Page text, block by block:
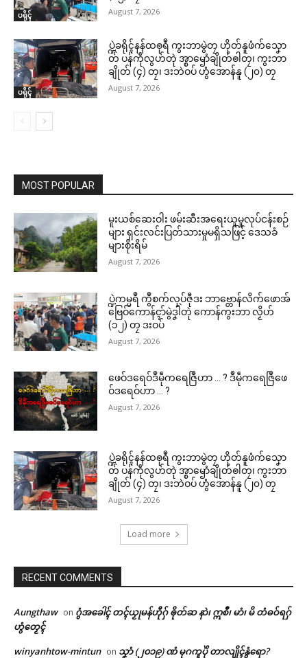
ပရိုၚ် August 7, 2026
ပရိုၚ်
ပ္ဍဲခရိုၚ်နန်ထၜုရဳ ကွးဘာမွဲတၠ ဟိုတ်နူဖံက်သၞော
တ် ပန်ကဵုလွဟ်တုဲ အ္စာၝောံချိုတ်ၜါတၠ၊ ကွးဘာ
ချိုတ် (၄) တၠ၊ ဒးဘဲဝပ် ဟွံအောန်နူ (၂၀) တၠ
August 7, 2026
MOST POPULAR
မူးယစ်ဆေးဝါး ဖမ်းဆီးအရေးယူမှုလုပ်ငန်းစဉ်
များ ရှင်းလင်းပြတ်သားမှုမရှိသဖြင့် ဒေသခံ
များစိုးရိမ်
August 7, 2026
ပ္ဍဲကမ္မရဳ ကွဳစက်လုပ်ဇီုဒး ဘာဗ္တောန်လိက်ဖောအ်
ဗြေဝ်ကောန်ၚာ်မွဲဒၞါဲတုဲ ကောန်ကွးဘာ လၟိဟ်
(၁၂) တၠ ဒးဝပ်
August 7, 2026
ဖေဝ်ဒရေဝ်ဒဳမဵုကရေဇြဳဟာ … ? ဒဳမဵုကရေဇြဳဖေ
ဝ်ဒရေဝ်ဟာ … ?
August 7, 2026
ပ္ဍဲခရိုၚ်နန်ထၜုရဳ ကွးဘာမွဲတၠ ဟိုတ်နူဖံက်သၞော
တ် ပန်ကဵုလွဟ်တုဲ အ္စာၝောံချိုတ်ၜါတၠ၊ ကွးဘာ
ချိုတ် (၄) တၠ၊ ဒးဘဲဝပ် ဟွံအောန်နူ (၂၀) တၠ
August 7, 2026
Load more
RECENT COMMENTS
Aungthaw on ဂွံအခေါၚ် တၚ်ယၟုမန်ဟီုဂှ် ၜိုတ်ဆ နာဲ၊ ဣစဳ၊ မာံ၊ မိ တံဓဝ်ရဂှ်
ဟွံတၟေၚ်
winyanhtow-mintun on သၞာံ (၂၀၁၉) ဏံ မုဂကူပိုဲ တာလျိုၚ်နွံရော?